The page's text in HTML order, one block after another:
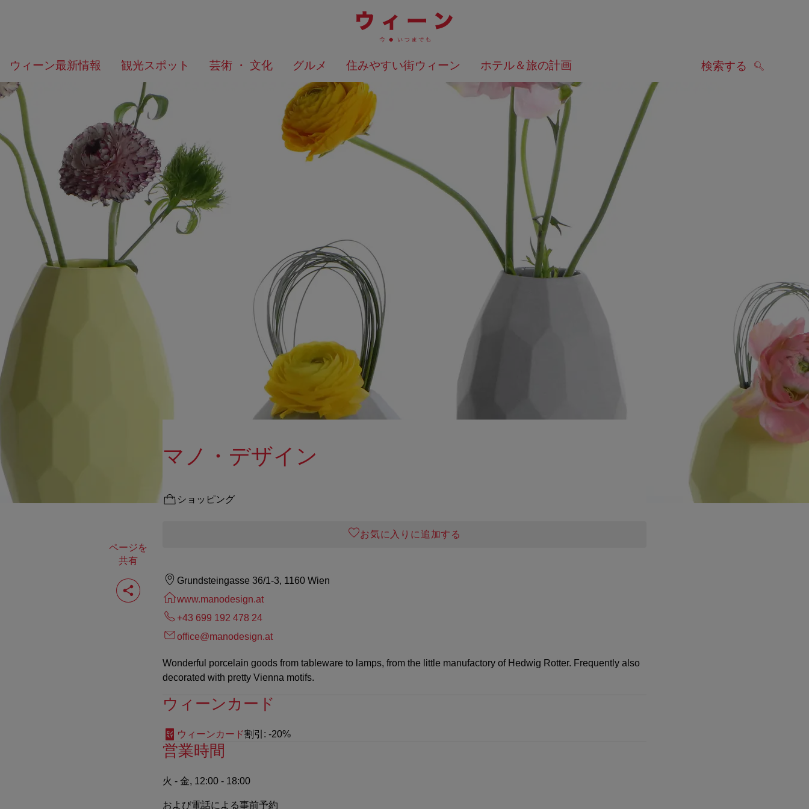
ニ
ー
の
ー
ッ
プ
ウィーン最新情報 観光スポット 芸術 ・ 文化 グルメ 住みやすい街ウィーン ホテル＆旅の計画 検索する
何
を
探
し
で
検索結果を地図上に表示します 検索する
ページを
共有
ペ
ー
ジ
マノ・デザイン
ショッピング
お気に入りに追加する
Grundsteingasse 36/1-3, 1160 Wien
www.manodesign.at
+43 699 192 478 24
office@manodesign.at
Wonderful porcelain goods from tableware to lamps, from the little manufactory of Hedwig Rotter. Frequently also
decorated with pretty Vienna motifs.
ウィーンカード
ウィーンカード割引 : -20%
営業時間
火 - 金, 12:00 - 18:00
および電話による事前予約